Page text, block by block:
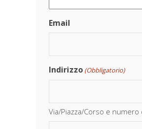
Email
Indirizzo (Obbligatorio)
Via/Piazza/Corso e numero